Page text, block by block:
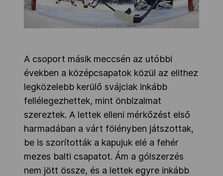
A csoport másik meccsén az utóbbi
években a középcsapatok közül az elithez
legközelebb kerülő svájciak inkább
fellélegezhettek, mint önbizalmat
szereztek. A lettek elleni mérkőzést első
harmadában a várt fölényben játszottak,
be is szorították a kapujuk elé a fehér
mezes balti csapatot. Ám a gólszerzés
nem jött össze, és a lettek egyre inkább